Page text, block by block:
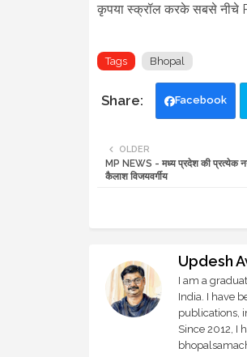
कृपया स्क्रॉल करके सबसे नीचे
Tags Bhopal
Facebook
OLDER
MP NEWS - मध्य प्रदेश की प्रत्येक
कैलाश विजयवर्गीय
Updesh
I am a
India. I have
publications,
Since 2012, I